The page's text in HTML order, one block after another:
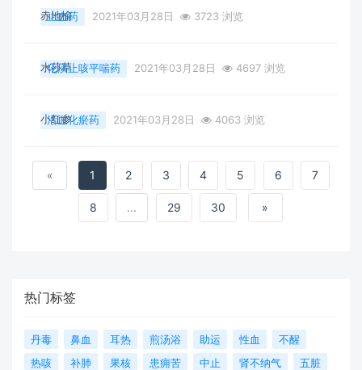
赤地榆
止血药 2021年03月28日 3723 浏览
水莎草
化痰止咳平喘药 2021年03月28日 4697 浏览
小红参
活血化瘀药 2021年03月28日 4063 浏览
« 1 2 3 4 5 6 7
8 ... 29 30 »
热门标签
丹毒 鼻血 耳热 煎汤浴 助运 性血
不醒
热咳
补肺 果核 患痈苦 中止 肾不纳气
五脏